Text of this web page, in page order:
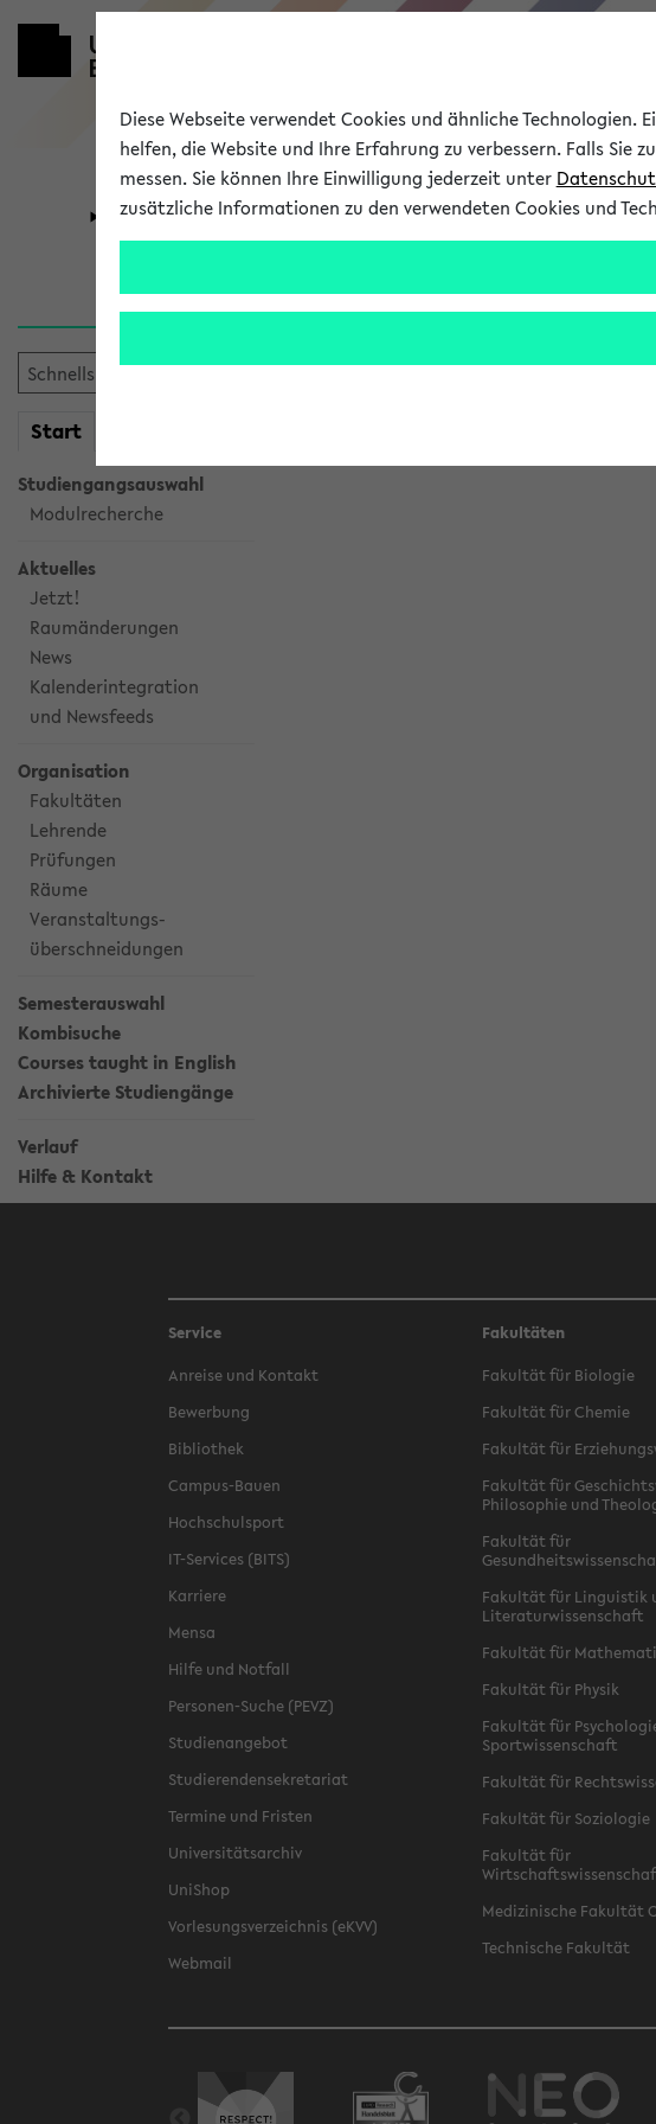
Universität Forschung Studium
Start
Studiengangsauswahl
Modulrecherche
Aktuelles
Jetzt!
Raumänderungen
News
Kalenderintegration
und Newsfeeds
Organisation
Fakultäten
Lehrende
Prüfungen
Räume
Veranstaltungs-
überschneidungen
Semesterauswahl
Kombisuche
Courses taught in English
Archivierte Studiengänge
Verlauf
Hilfe & Kontakt
Verlauf
Service
Anreise und Kontakt
Bewerbung
Bibliothek
Campus-Bauen
Hochschulsport
IT-Services (BITS)
Karriere
Mensa
Hilfe und Notfall
Personen-Suche (PEVZ)
Studienangebot
Studierendensekretariat
Termine und Fristen
Universitätsarchiv
UniShop
Vorlesungsverzeichnis (eKVV)
Webmail
Fakultäten
Fakultät für Biologie
Fakultät für Chemie
Fakultät für
Fakultät für
Philosophie und
Fakultät für
Fakultät für Linguistik
Literaturwissenschaft
Fakultät für
Fakultät für Physik
Fakultät für
Sportwissenschaft
Fakultät für
Fakultät für Soziologie
Fakultät für
Medizinische Fakultät
Technische Fakultät
Diese Webseite verwendet Cookies und ähnliche
helfen, die Website und Ihre Erfahrung zu verbessern. Falls
messen. Sie können Ihre Einwilligung jederzeit unter
zusätzliche Informationen zu den verwendeten Cookies und